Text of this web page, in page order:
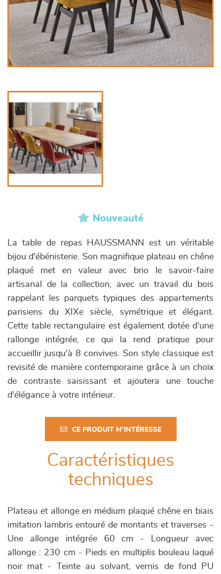
Nouveauté
La table de repas HAUSSMANN est un véritable
bijou d'ébénisterie. Son magnifique plateau en chêne
plaqué met en valeur avec brio le savoir-faire
artisanal de la collection, avec un travail du bois
rappelant les parquets typiques des appartements
parisiens du XIXe siècle, symétrique et élégant.
Cette table rectangulaire est également dotée d'une
rallonge intégrée, ce qui la rend pratique pour
accueillir jusqu'à 8 convives. Son style classique est
revisité de manière contemporaine grâce à un choix
de contraste saisissant et ajoutera une touche
d'élégance à votre intérieur.
CE PRODUIT M'INTÉRESSE
Caractéristiques
techniques
Plateau et allonge en médium plaqué chêne en biais
imitation lambris entouré de montants et traverses -
Une allonge intégrée 60 cm - Longueur avec
allonge : 230 cm - Pieds en multiplis bouleau laqué
noir mat - Teinte au solvant, vernis de fond PU